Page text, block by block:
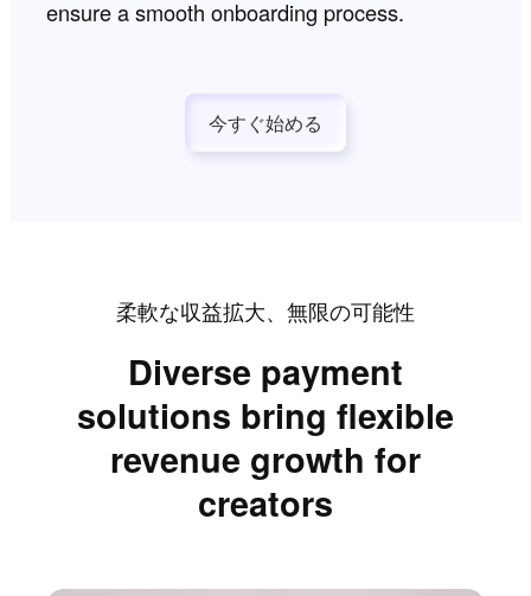
ensure a smooth onboarding process.
今すぐ始める
柔軟な収益拡大、無限の可能性
Diverse payment
solutions bring flexible
revenue growth for
creators